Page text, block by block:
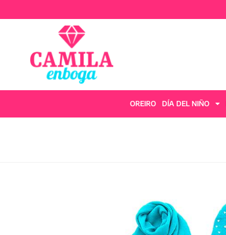
OREIRO DÍA DEL NIÑO